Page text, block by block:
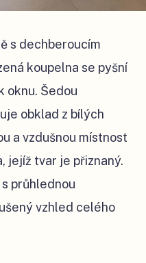
s dechberoucím
koupelna se pyšní
oknu. Šedou
obklad z bílých
a vzdušnou místnost
jejíž tvar je přiznaný.
průhlednou
vzhled celého